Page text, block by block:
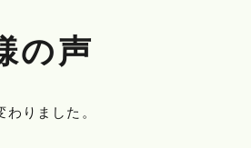
の声
りました。